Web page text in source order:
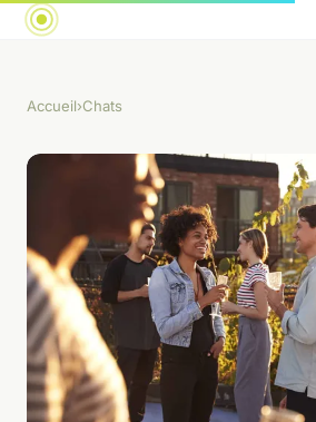
Accueil›Chats